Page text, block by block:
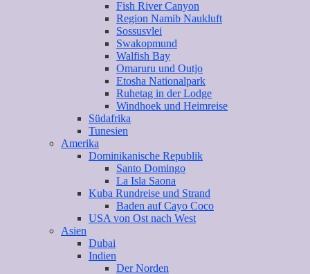
Fish River Canyon
Region Namib Naukluft
Sossusvlei
Swakopmund
Walfish Bay
Omaruru und Outjo
Etosha Nationalpark
Ruhetag in der Lodge
Windhoek und Heimreise
Südafrika
Tunesien
Amerika
Dominikanische Republik
Santo Domingo
La Isla Saona
Kuba Rundreise und Strand
Baden auf Cayo Coco
USA von Ost nach West
Asien
Dubai
Indien
Der Norden